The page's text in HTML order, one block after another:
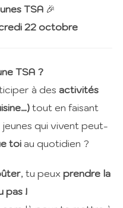
TSA🎉
22 octobre
TSA ?
à des activités
tout en faisant
jeunes qui vivent peut-
toiau quotidien ?
, tu peux prendre la
pas !